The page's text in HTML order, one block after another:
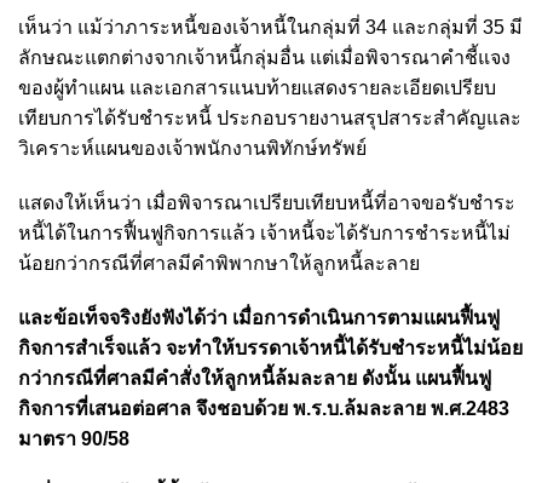
เห็นว่า แม้ว่าภาระหนี้ของเจ้าหนี้ในกลุ่มที่ 34 และกลุ่มที่ 35 มี
ลักษณะแตกต่างจากเจ้าหนี้กลุ่มอื่น แต่เมื่อพิจารณาคำชี้แจง
ของผู้ทำแผน และเอกสารแนบท้ายแสดงรายละเอียดเปรียบ
เทียบการได้รับชำระหนี้ ประกอบรายงานสรุปสาระสำคัญและ
วิเคราะห์แผนของเจ้าพนักงานพิทักษ์ทรัพย์
แสดงให้เห็นว่า เมื่อพิจารณาเปรียบเทียบหนี้ที่อาจขอรับชำระ
หนี้ได้ในการฟื้นฟูกิจการแล้ว เจ้าหนี้จะได้รับการชำระหนี้ไม่
น้อยกว่ากรณีที่ศาลมีคำพิพากษาให้ลูกหนี้ละลาย
และข้อเท็จจริงยังฟังได้ว่า เมื่อการดำเนินการตามแผนฟื้นฟู
กิจการสำเร็จแล้ว จะทำให้บรรดาเจ้าหนี้ได้รับชำระหนี้ไม่น้อย
กว่ากรณีที่ศาลมีคำสั่งให้ลูกหนี้ล้มละลาย ดังนั้น แผนฟื้นฟู
กิจการที่เสนอต่อศาล จึงชอบด้วย พ.ร.บ.ล้มละลาย พ.ศ.2483
มาตรา 90/58